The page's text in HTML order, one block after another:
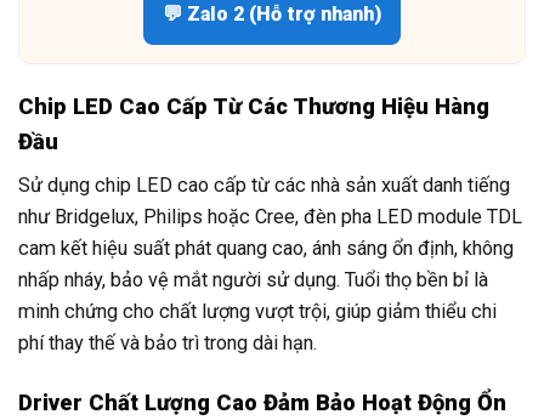
💬 Zalo 2 (Hỗ trợ nhanh)
Chip LED Cao Cấp Từ Các Thương Hiệu Hàng
Đầu
Sử dụng chip LED cao cấp từ các nhà sản xuất danh tiếng
như Bridgelux, Philips hoặc Cree, đèn pha LED module TDL
cam kết hiệu suất phát quang cao, ánh sáng ổn định, không
nhấp nháy, bảo vệ mắt người sử dụng. Tuổi thọ bền bỉ là
minh chứng cho chất lượng vượt trội, giúp giảm thiểu chi
phí thay thế và bảo trì trong dài hạn.
Driver Chất Lượng Cao Đảm Bảo Hoạt Động Ổn